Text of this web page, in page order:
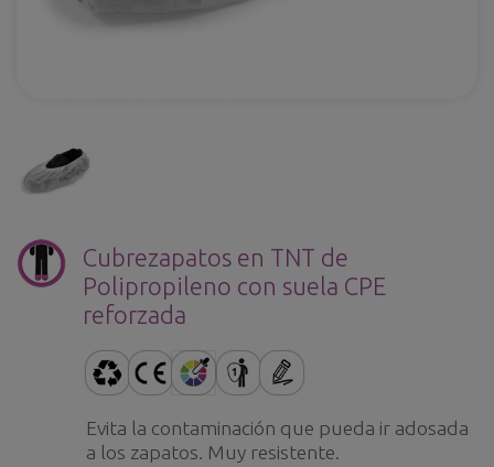
Cubrezapatos en TNT de
Polipropileno con suela CPE
reforzada
Evita la contaminación que pueda ir adosada
a los zapatos. Muy resistente.